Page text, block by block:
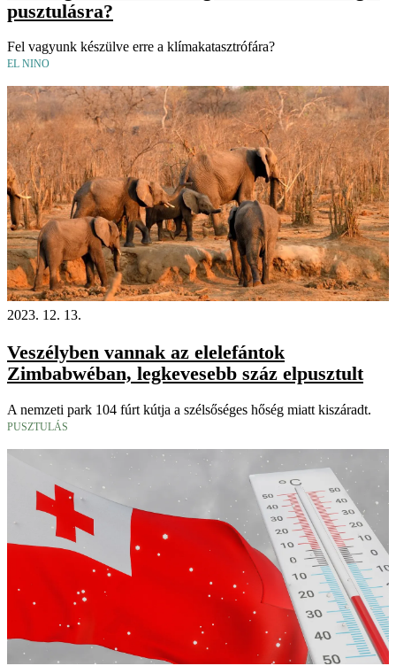
pusztulásra?
Fel vagyunk készülve erre a klímakatasztrófára?
EL NINO
2023. 12. 13.
Veszélyben vannak az elelefántok
Zimbabwéban, legkevesebb száz elpusztult
A nemzeti park 104 fúrt kútja a szélsőséges hőség miatt kiszáradt.
PUSZTULÁS